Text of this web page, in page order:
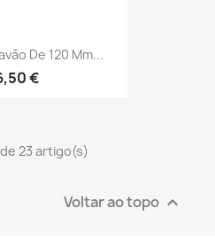
De 120 Mm...
€
23 artigo(s)
Voltar ao topo 